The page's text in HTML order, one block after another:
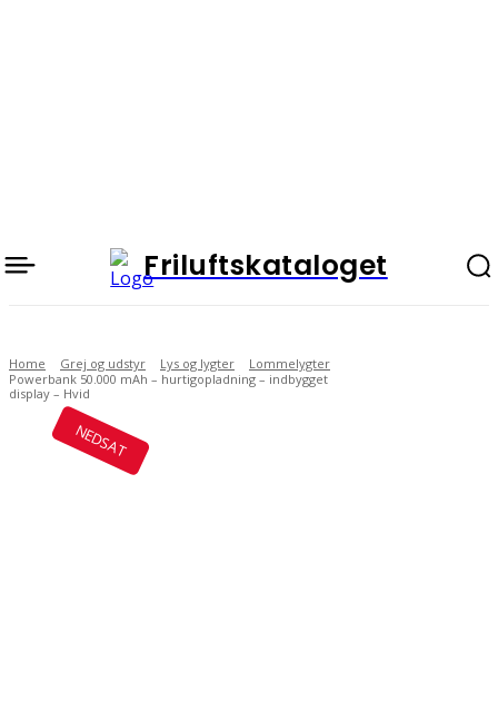
Friluftskataloget
Home Grej og udstyr Lys og lygter
Lommelygter
Powerbank 50.000 mAh – hurtigopladning – indbygget
display – Hvid
NEDSAT